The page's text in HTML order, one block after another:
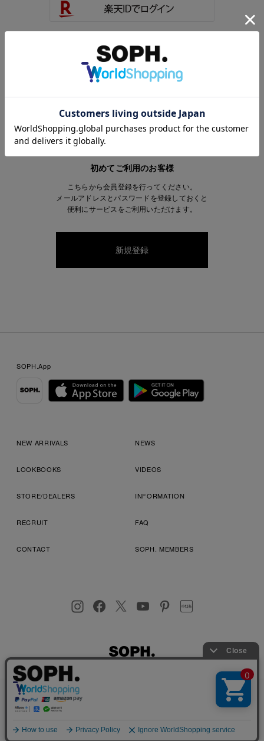
楽天IDをお持ちで、当ストアのアカウントを
お持ちでないお客様はこちらより
会員登録いただけます。
初めてご利用のお客様
こちらから会員登録を行ってください。
メールアドレスとパスワードを登録しておくと
便利にサービスをご利用いただけます。
SOPH.App
NEW ARRIVALS NEWS
LOOKBOOKS VIDEOS
STORE/DEALERS INFORMATION
RECRUIT FAQ
CONTACT SOPH. MEMBERS
プライバシーポリシー
店舗受取サービス
お客様により良いサービスを提供するため、cookie(クッキー)を
使用することがございます。 詳しくは
プライバシーポリシーを
ご確認ください。
OK